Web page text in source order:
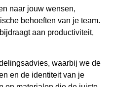
naar jouw wensen,
behoeften van je team.
aan productiviteit,
waarbij we de
en de identiteit van je